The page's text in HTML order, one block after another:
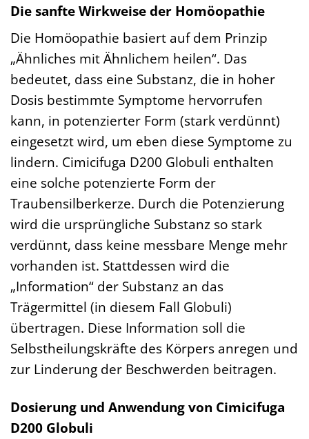
Die sanfte Wirkweise der Homöopathie
Die Homöopathie basiert auf dem Prinzip
„Ähnliches mit Ähnlichem heilen“. Das
bedeutet, dass eine Substanz, die in hoher
Dosis bestimmte Symptome hervorrufen
kann, in potenzierter Form (stark verdünnt)
eingesetzt wird, um eben diese Symptome zu
lindern. Cimicifuga D200 Globuli enthalten
eine solche potenzierte Form der
Traubensilberkerze. Durch die Potenzierung
wird die ursprüngliche Substanz so stark
verdünnt, dass keine messbare Menge mehr
vorhanden ist. Stattdessen wird die
„Information“ der Substanz an das
Trägermittel (in diesem Fall Globuli)
übertragen. Diese Information soll die
Selbstheilungskräfte des Körpers anregen und
zur Linderung der Beschwerden beitragen.
Dosierung und Anwendung von Cimicifuga
D200 Globuli